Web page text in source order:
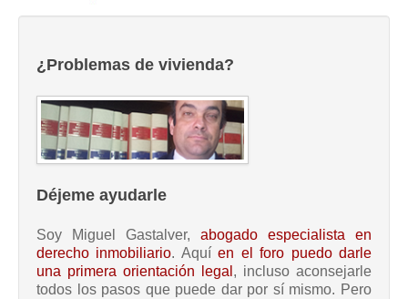
¿Problemas de vivienda?
Déjeme ayudarle
Soy Miguel Gastalver, abogado especialista en
derecho inmobiliario. Aquíen el foro puedo darle
una primera orientación legal , incluso aconsejarle
todos los pasos que puede dar por sí mismo. Pero